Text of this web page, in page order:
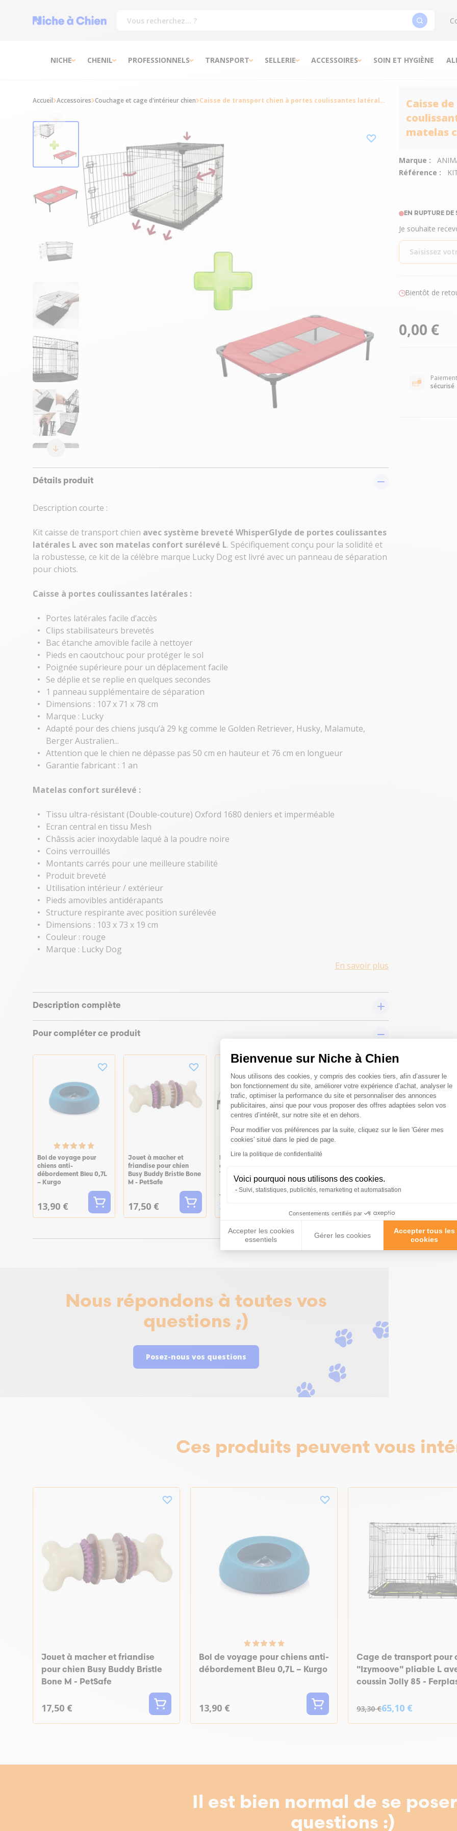
Bienvenue sur Niche à Chien
Plateforme de Gestion du
Nous utilisons des cookies, y compris des cookies tiers, afin d’assurer le
bon fonctionnement du site, améliorer votre expérience d’achat, analyser le
trafic, optimiser la performance du site et personnaliser des annonces
publicitaires, ainsi que pour vous proposer des offres adaptées selon vos
centres d’intérêt, sur notre site et en dehors.
Pour modifier vos préférences par la suite, cliquez sur le lien 'Gérer mes
cookies' situé dans le pied de page.
Lire la politique de confidentialité
Voici pourquoi nous utilisons des cookies.
Suivi, statistiques, publicités, remarketing et automatisation
Consentements certifiés par
Accepter les cookies
essentiels
Gérer les cookies
Accepter tous les
cookies
Axeptio consent
NICHE CHENIL PROFESSIONNELS TRANSPORT SELLERIE ACCESSOIRES SOIN ET HYGIÈNE
Caisse
matelas
Marque :
Référence :
EN RUPTURE DE
Je souhaite
Bientôt de
0,00 €
Paiement
sécurisé
Détails produit
Description courte :
Kit caisse de transport chien avec système breveté WhisperGlyde de portes coulissantes
latérales L avec son matelas confort surélevé L. Spécifiquement conçu pour la solidité et
la robustesse, ce kit de la célèbre marque Lucky Dog est livré avec un panneau de séparation
pour chiots.
Caisse à portes coulissantes latérales :
Portes latérales facile d’accès
Clips stabilisateurs brevetés
Bac étanche amovible facile à nettoyer
Pieds en caoutchouc pour protéger le sol
Poignée supérieure pour un déplacement facile
Se déplie et se replie en quelques secondes
1 panneau supplémentaire de séparation
Dimensions : 107 x 71 x 78 cm
Marque : Lucky
Adapté pour des chiens jusqu’à 29 kg comme le Golden Retriever, Husky, Malamute,
Berger Australien...
Attention que le chien ne dépasse pas 50 cm en hauteur et 76 cm en longueur
Garantie fabricant : 1 an
Matelas confort surélevé :
Tissu ultra-résistant (Double-couture) Oxford 1680 deniers et imperméable
Ecran central en tissu Mesh
Châssis acier inoxydable laqué à la poudre noire
Coins verrouillés
Montants carrés pour une meilleure stabilité
Produit breveté
Utilisation intérieur / extérieur
Pieds amovibles antidérapants
Structure respirante avec position surélevée
Dimensions : 103 x 73 x 19 cm
Couleur : rouge
Marque : Lucky Dog
En savoir plus
Description complète
Pour compléter ce produit
Bol de voyage pour
chiens anti-
débordement Bleu 0,7L
– Kurgo
13,90 €
Jouet à macher et
friandise pour chien
Busy Buddy Bristle Bone
M - PetSafe
17,50 €
-25%
Lit de camp pour chien
avec auvent « Vacation
Top » - Kerbl
43,99 €
32,99 €
rouge - Zolux
Nous répondons à toutes vos
questions ;)
Posez-nous vos questions
Accueil Accessoires Couchage et cage d'intérieur chien Caisse de transport chien à portes coulissantes latérales L 107 x 71 x 78 cm avec matelas confort surélevé L – Lucky Dog
Ces produits peuvent vous
Jouet à macher et friandise
pour chien Busy Buddy Bristle
Bone M - PetSafe
17,50 €
Bol de voyage pour chiens anti-
débordement Bleu 0,7L – Kurgo
13,90 €
Cage de transport pour
"Izymoove" pliable L
coussin Jolly 85 -
93,30 €65,10 €
Il est bien normal de se
questions :)